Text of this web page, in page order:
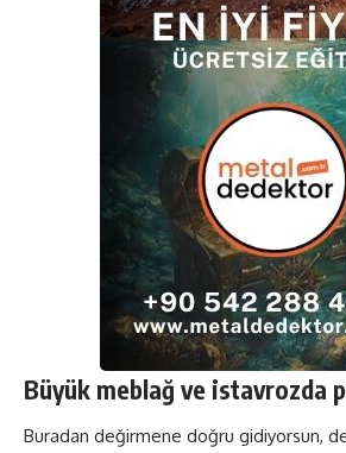
Büyük meblağ ve istavrozda
Buradan değirmene doğru gidiyorsun,